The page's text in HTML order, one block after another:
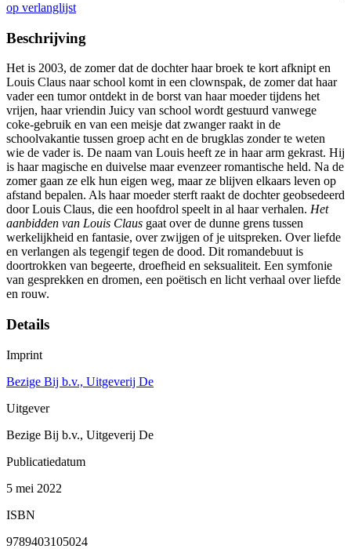
op verlanglijst
Beschrijving
Het is 2003, de zomer dat de dochter haar broek te kort afknipt en
Louis Claus naar school komt in een clownspak, de zomer dat haar
vader een tumor ontdekt in de borst van haar moeder tijdens het
vrijen, haar vriendin Juicy van school wordt gestuurd vanwege
coke-gebruik en van een meisje dat zwanger raakt in de
schoolvakantie tussen groep acht en de brugklas zonder te weten
wie de vader is. De naam van Louis heeft ze in haar arm gekrast. Hij
is haar magische en duivelse maar evenzeer romantische held. Na de
zomer gaan ze elk hun eigen weg, maar ze blijven elkaars leven op
afstand bepalen. Als haar moeder sterft raakt de dochter geobsedeerd
door Louis Claus, die een hoofdrol speelt in al haar verhalen. Het
aanbidden van Louis Claus gaat over de dunne grens tussen
werkelijkheid en fantasie, over zwijgen of je uitspreken. Over liefde
en verlangen als tegengif tegen de dood. Dit romandebuut is
doortrokken van begeerte, droefheid en seksualiteit. Een symfonie
van gesprekken en dromen, een poëtisch en licht verhaal over liefde
en rouw.
Details
Imprint
Bezige Bij b.v., Uitgeverij De
Uitgever
Bezige Bij b.v., Uitgeverij De
Publicatiedatum
5 mei 2022
ISBN
9789403105024